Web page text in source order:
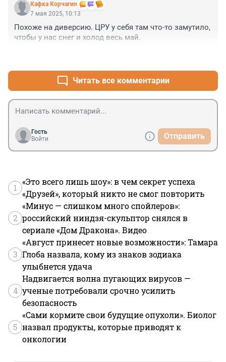
Кафка Корчагин
7 мая 2025, 10:13
Похоже на диверсию. ЦРУ у себя там что-то замутило,
чтобы у нас снег и холод весь май.
Читать все комментарии
Гость
Войти
Отправить
1
«Это всего лишь шоу»: в чем секрет успеха
«Друзей», который никто не смог повторить
2
«Минус — слишком много спойлеров»:
российский ниндзя-скульптор снялся в
сериале «Дом Дракона». Видео
3
«Август принесет новые возможности»: Тамара
Глоба назвала, кому из знаков зодиака
улыбнется удача
4
Надвигается волна пугающих вирусов —
ученые потребовали срочно усилить
безопасность
5
«Сами кормите свои будущие опухоли». Биолог
назвал продукты, которые приводят к
онкологии